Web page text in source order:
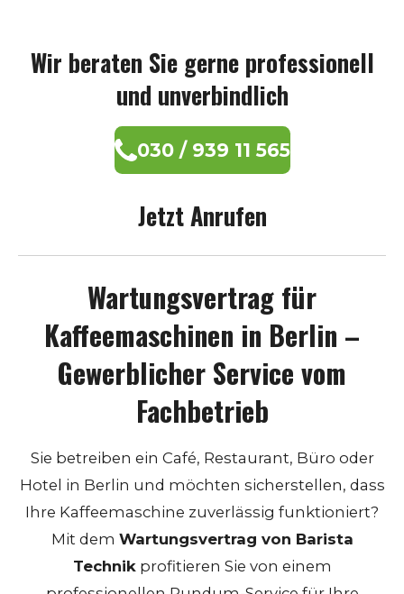
Wir beraten Sie gerne professionell
und unverbindlich
030 / 939 11 565
Jetzt Anrufen
Wartungsvertrag für
Kaffeemaschinen in Berlin –
Gewerblicher Service vom
Fachbetrieb
Sie betreiben ein Café, Restaurant, Büro oder
Hotel in Berlin und möchten sicherstellen, dass
Ihre Kaffeemaschine zuverlässig funktioniert?
Mit dem Wartungsvertrag von Barista
Technikprofitieren Sie von einem